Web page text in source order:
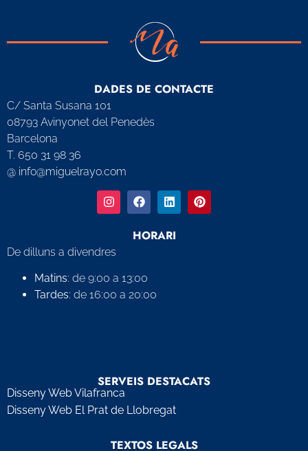
DADES DE CONTACTE
C/ Santa Susana 101
08793 Avinyonet del Penedès
Barcelona
T. 650 31 98 36
@ info@miguelrayo.com
HORARI
De dilluns a divendres
Matins: de 9:00 a 13:00
Tardes: de 16:00 a 20:00
SERVEIS DESTACATS
Disseny Web Vilafranca
Disseny Web El Prat de Llobregat
TEXTOS LEGALS